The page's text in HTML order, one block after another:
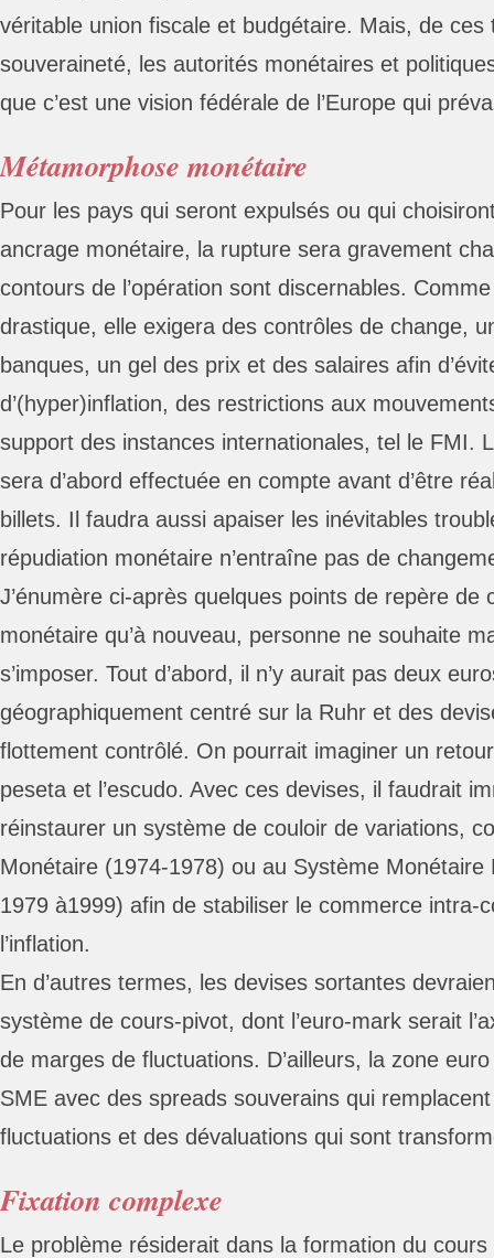
véritable union fiscale et budgétaire. Mais, de ces
souveraineté, les autorités monétaires et
que c’est une vision fédérale de l’Europe qui
Métamorphose monétaire
Pour les pays qui seront expulsés ou qui
ancrage monétaire, la rupture sera gravement
contours de l’opération sont discernables.
drastique, elle exigera des contrôles de change,
banques, un gel des prix et des salaires afin
d’(hyper)inflation, des restrictions aux
support des instances internationales, tel le FMI.
sera d’abord effectuée en compte avant d’être
billets. Il faudra aussi apaiser les inévitables
répudiation monétaire n’entraîne pas de
J’énumère ci-après quelques points de repère de
monétaire qu’à nouveau, personne ne souhaite
s’imposer. Tout d’abord, il n’y aurait pas deux
géographiquement centré sur la Ruhr et des
flottement contrôlé. On pourrait imaginer un
peseta et l’escudo. Avec ces devises, il faudrait
réinstaurer un système de couloir de variations,
Monétaire (1974-1978) ou au Système Monétaire
1979 à1999) afin de stabiliser le commerce intra-
l’inflation.
En d’autres termes, les devises sortantes
système de cours-pivot, dont l’euro-mark serait
de marges de fluctuations. D’ailleurs, la zone
SME avec des spreads souverains qui
fluctuations et des dévaluations qui sont
Fixation complexe
Le problème résiderait dans la formation du